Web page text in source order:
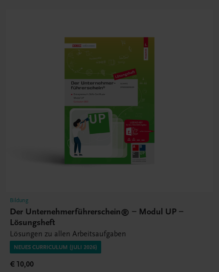
Bildung
Der Unternehmerführerschein® – Modul UP –
Lösungsheft
Lösungen zu allen Arbeitsaufgaben
NEUES CURRICULUM (JULI 2026)
€ 10,00